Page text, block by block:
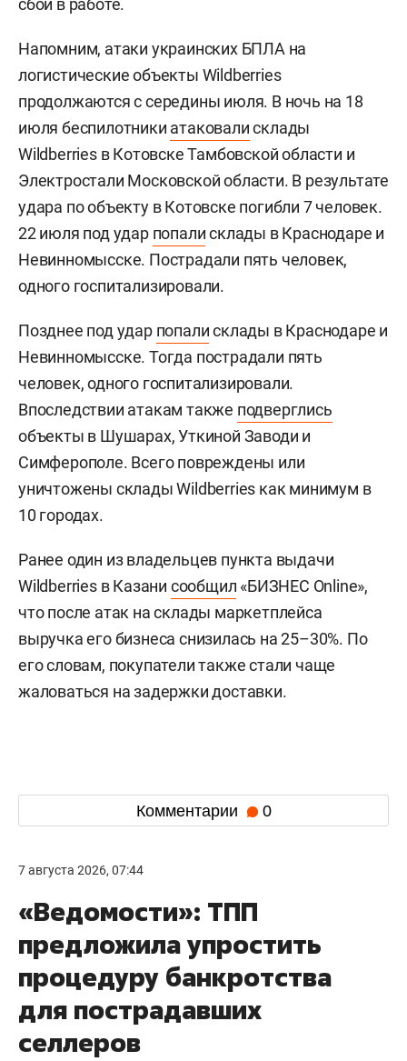
сбои в работе.
Напомним, атаки украинских БПЛА на
логистические объекты Wildberries
продолжаются с середины июля. В ночь на 18
июля беспилотники атаковалисклады
Wildberries в Котовске Тамбовской области и
Электростали Московской области. В результате
удара по объекту в Котовске погибли 7 человек.
22 июля под удар попалисклады в Краснодаре и
Невинномысске. Пострадали пять человек,
одного госпитализировали.
Позднее под удар попалисклады в Краснодаре и
Невинномысске. Тогда пострадали пять
человек, одного госпитализировали.
Впоследствии атакам также подверглись
объекты в Шушарах, Уткиной Заводи и
Симферополе. Всего повреждены или
уничтожены склады Wildberries как минимум в
10 городах.
Ранее один из владельцев пункта выдачи
Wildberries в Казани сообщил «БИЗНЕС Online»,
что после атак на склады маркетплейса
выручка его бизнеса снизилась на 25–30%. По
его словам, покупатели также стали чаще
жаловаться на задержки доставки.
Комментарии 0
7 августа 2026, 07:44
«Ведомости»: ТПП
предложила упростить
процедуру банкротства
для пострадавших
селлеров